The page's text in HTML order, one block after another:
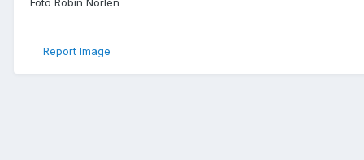
Report Image